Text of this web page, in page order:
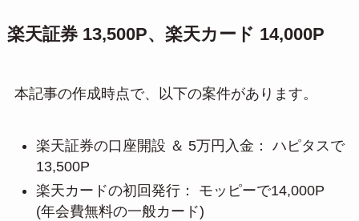
楽天証券 13,500P、楽天カード 14,000P
本記事の作成時点で、以下の案件があります。
楽天証券の口座開設 ＆ 5万円入金： ハピタスで
13,500P
楽天カードの初回発行： モッピーで14,000P
(年会費無料の一般カード)